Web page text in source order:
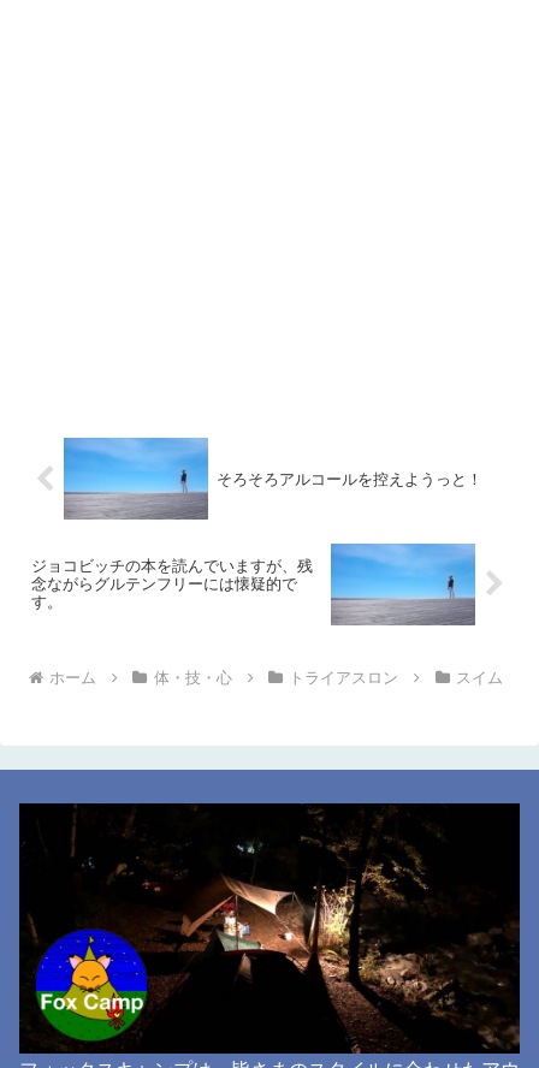
そろそろアルコールを控えようっと！
ジョコビッチの本を読んでいますが、残
念ながらグルテンフリーには懐疑的で
す。
ホーム 体・技・心 トライアスロン スイム